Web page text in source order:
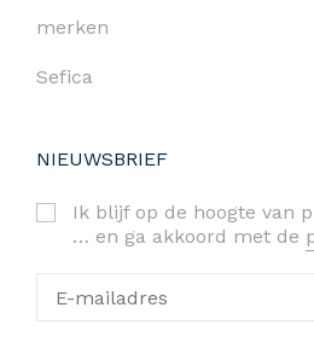
merken
Sefica
NIEUWSBRIEF
Ik blijf op de hoogte van
… en ga akkoord met de